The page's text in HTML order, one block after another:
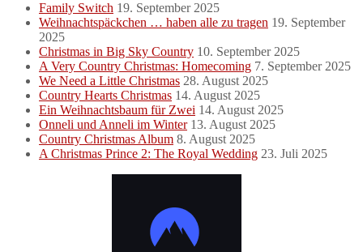
Family Switch 19. September 2025
Weihnachtspäckchen … haben alle zu tragen 19. September
2025
Christmas in Big Sky Country 10. September 2025
A Very Country Christmas: Homecoming 7. September 2025
We Need a Little Christmas 28. August 2025
Country Hearts Christmas 14. August 2025
Ein Weihnachtsbaum für Zwei 14. August 2025
Onneli und Anneli im Winter 13. August 2025
Country Christmas Album 8. August 2025
A Christmas Prince 2: The Royal Wedding 23. Juli 2025